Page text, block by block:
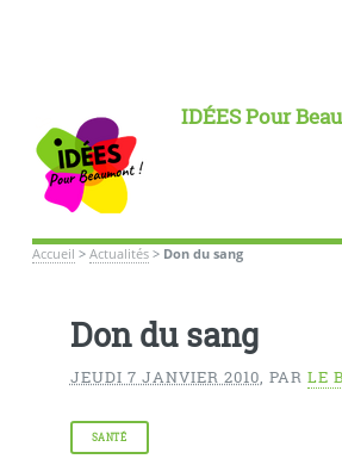
IDÉES Pour
Accueil > Actualités> Don du sang
Don du sang
JEUDI 7 JANVIER 2010, PAR LE
SANTÉ